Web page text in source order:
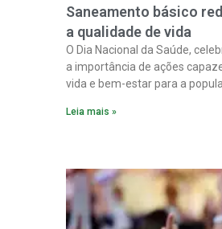
Saneamento básico
a qualidade de vida
O Dia Nacional da Saúde,
a importância de ações
vida e bem-estar para a
serviços de coleta e
Leia mais »